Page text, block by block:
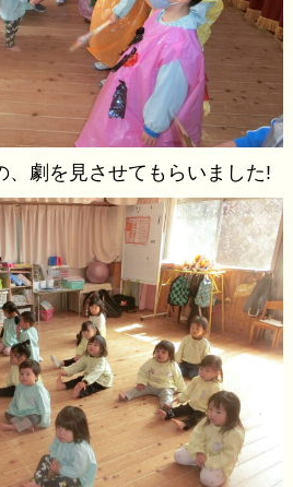
、劇を見させてもらいました!